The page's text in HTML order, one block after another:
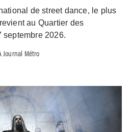
de street dance, le plus
au Quartier des
septembre 2026.
Journal Métro